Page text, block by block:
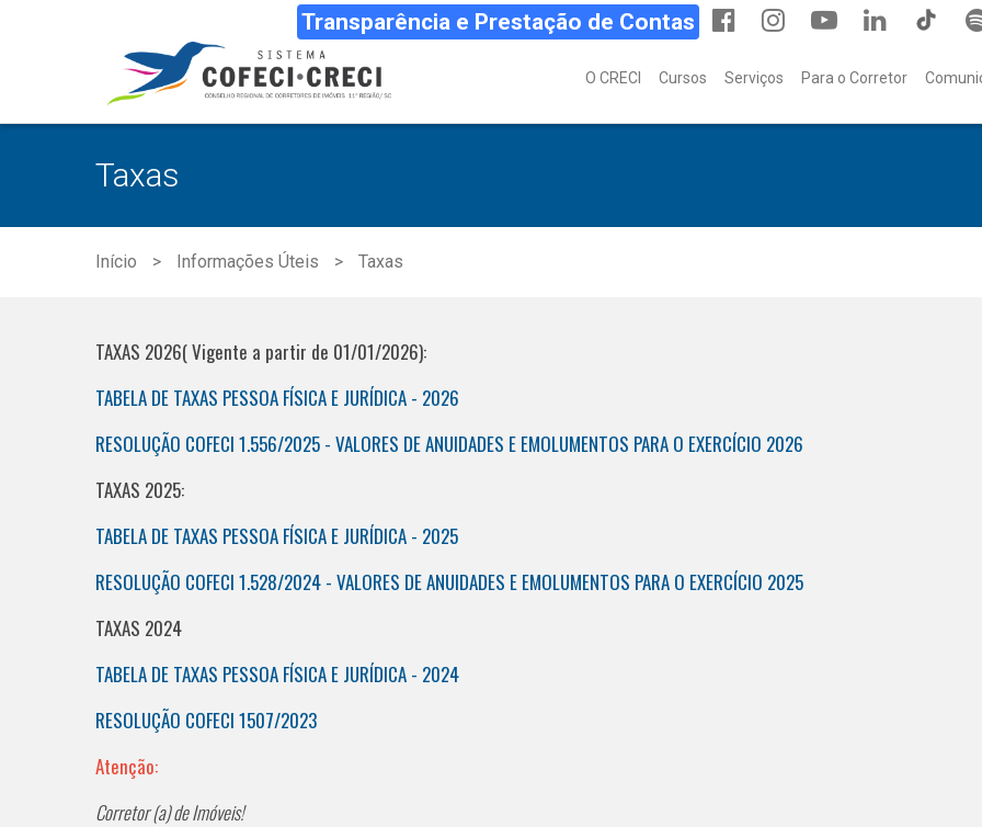
Transparência e Prestação de Contas
O CRECI Cursos Serviços Para o Corretor
Taxas
Início Informações Úteis Taxas
TAXAS 2026( Vigente a partir de 01/01/2026):
TABELA DE TAXAS PESSOA FÍSICA E JURÍDICA - 2026
RESOLUÇÃO COFECI 1.556/2025 - VALORES DE ANUIDADES E EMOLUMENTOS PARA O EXERCÍCIO 2026
TAXAS 2025:
TABELA DE TAXAS PESSOA FÍSICA E JURÍDICA - 2025
RESOLUÇÃO COFECI 1.528/2024 - VALORES DE ANUIDADES E EMOLUMENTOS PARA O EXERCÍCIO 2025
TAXAS 2024
TABELA DE TAXAS PESSOA FÍSICA E JURÍDICA - 2024
RESOLUÇÃO COFECI 1507/2023
Atenção:
Corretor (a) de Imóveis!